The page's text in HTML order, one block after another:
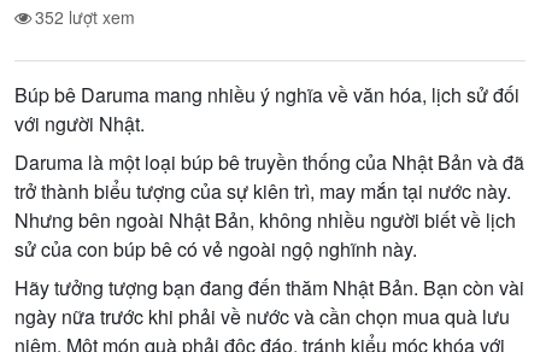
352 lượt xem
Búp bê Daruma mang nhiều ý nghĩa về văn hóa, lịch sử đối
với người Nhật.
Daruma là một loại búp bê truyền thống của Nhật Bản và đã
trở thành biểu tượng của sự kiên trì, may mắn tại nước này.
Nhưng bên ngoài Nhật Bản, không nhiều người biết về lịch
sử của con búp bê có vẻ ngoài ngộ nghĩnh này.
Hãy tưởng tượng bạn đang đến thăm Nhật Bản. Bạn còn vài
ngày nữa trước khi phải về nước và cần chọn mua quà lưu
niệm. Một món quà phải độc đáo, tránh kiểu móc khóa với